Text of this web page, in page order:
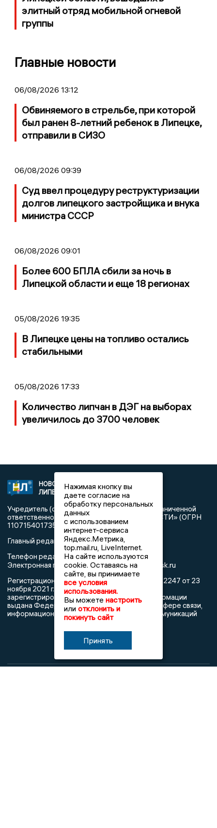
элитный отряд мобильной огневой
группы
Главные новости
06/08/2026 13:12
Обвиняемого в стрельбе, при которой
был ранен 8-летний ребенок в Липецке,
отправили в СИЗО
06/08/2026 09:39
Суд ввел процедуру реструктуризации
долгов липецкого застройщика и внука
министра СССР
06/08/2026 09:01
Более 600 БПЛА сбили за ночь в
Липецкой области и еще 18 регионах
05/08/2026 19:35
В Липецке цены на топливо остались
стабильными
05/08/2026 17:33
Количество липчан в ДЭГ на выборах
увеличилось до 3700 человек
НОВОСТИ
ЛИПЕЦКА
2021 © NEWSLIPETSK.RU | СИ
«Новости Липецка»
Учредитель (соучредители): Общество с ограниченной
ответственностью «РЕГИОНАЛЬНЫЕ НОВОСТИ» (ОГРН
1107154017354)
Главный редактор: Герцог Е.Г.
Телефон редакции: +7 903 699 9427
Электронная почта редакции:info@newslipetsk.ru
Регистрационный номер: серия Эл № ФС77-82247 от 23
ноября 2021 г. согласно выписке из реестра
зарегистрированных средств массовой информации
выдана Федеральной службой по надзору в сфере связи,
информационных технологий и массовых коммуникаций
Нажимая кнопку вы
даете согласие на
обработку персональных
данных
с использованием
интернет-сервиса
Яндекс.Метрика,
top.mail.ru, LiveInternet.
На сайте используются
cookie. Оставаясь на
сайте, вы принимаете
все условия
использования.
Вы можете настроить
или отклонить и
покинуть сайт
Принять